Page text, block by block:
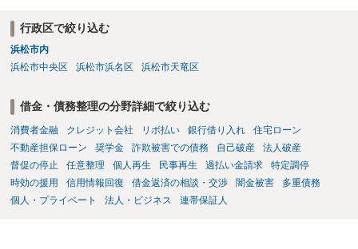
でしょうか。 ＞弁護士さんに入ってもらうことで支払額が下がること
はありますか？ そこはあり得ます、ただ、弁護士費用かけるならその
分賠償に回すことも考えられるので、 兼ね合いは考えてみましょう。
行政区で絞り込む
浜松市内
浜松市中央区
浜松市浜名区 浜松市天竜区
借金・債務整理の分野詳細で絞り込む
消費者金融 クレジット会社 リボ払い 銀行借り入れ
住宅ローン
不動産担保ローン
奨学金 詐欺被害での債務 自己破産
法人破産
督促の停止
任意整理 個人再生 民事再生 過払い金請求
特定調停
時効の援用
信用情報回復 借金返済の相談・交渉 闇金被害
多重債務
個人・プライベート
法人・ビジネス 連帯保証人